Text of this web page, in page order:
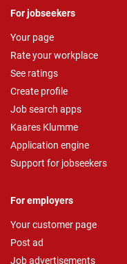
For jobseekers
Your page
Rate your workplace
See ratings
Create profile
Job search apps
Kaares Klumme
Application engine
Support for jobseekers
For employers
Your customer page
Post ad
Job advertisements